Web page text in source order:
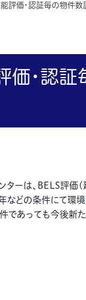
能評価・認証毎の物件
価・認
ターは、BELS評
などの条件にて環
であっても今後新